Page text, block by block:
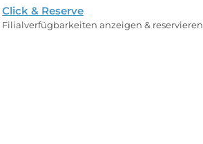
Click & Reserve
Filialverfügbarkeiten anzeigen & reservieren